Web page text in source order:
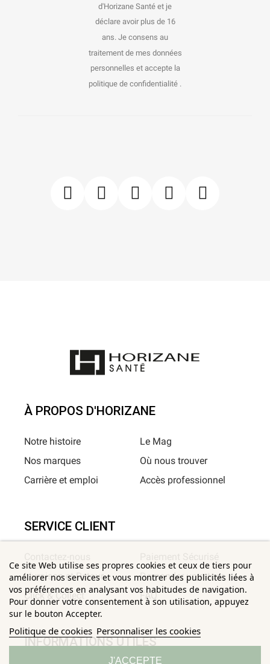
d'Horizane Santé et je
déclare avoir plus de 16
ans. Je consens au
traitement de mes données
personnelles et accepte la
politique de confidentialité .
Ce site Web utilise ses propres cookies et ceux de tiers pour
améliorer nos services et vous montrer des publicités liées à
vos préférences en analysant vos habitudes de navigation.
Pour donner votre consentement à son utilisation, appuyez
sur le bouton Accepter.
Politique de cookies Personnaliser les cookies
J'ACCEPTE
À PROPOS D'HORIZANE
Notre histoire
Nos marques
Carrière et emploi
Le Mag
Où nous trouver
Accès professionnel
SERVICE CLIENT
Livraison et Retour
Click & Collect
Demander un retour
FAQ
INFORMATIONS UTILES